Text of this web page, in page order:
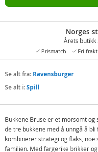
Norges
Årets butikk
Prismatch Fri
Se alt fra: Ravensburger
Se alt i:Spill
Bukkene Bruse er et morsomt
de tre bukkene med å unngå å
kombinerer strategi og flaks,
familien. Med fargerike brikker